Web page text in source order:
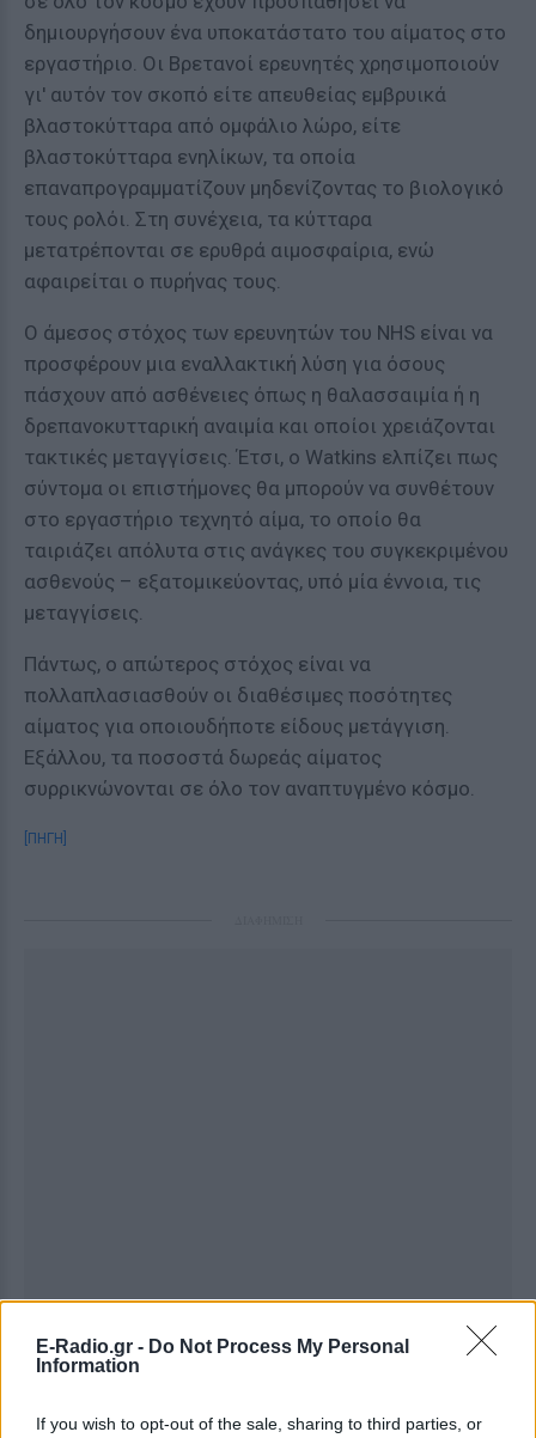
E-Radio.gr - Do Not Process My Personal
Information
If you wish to opt-out of the sale, sharing to third parties, or
δημιουργήσουν ένα υποκατάστατο του αίματος στο
εργαστήριο. Οι Βρετανοί ερευνητές χρησιμοποιούν
γι' αυτόν τον σκοπό είτε απευθείας εμβρυικά
βλαστοκύτταρα από ομφάλιο λώρο, είτε
βλαστοκύτταρα ενηλίκων, τα οποία
επαναπρογραμματίζουν μηδενίζοντας το βιολογικό
τους ρολόι. Στη συνέχεια, τα κύτταρα
μετατρέπονται σε ερυθρά αιμοσφαίρια, ενώ
αφαιρείται ο πυρήνας τους.
Ο άμεσος στόχος των ερευνητών του NHS είναι να
προσφέρουν μια εναλλακτική λύση για όσους
πάσχουν από ασθένειες όπως η θαλασσαιμία ή η
δρεπανοκυτταρική αναιμία και οποίοι χρειάζονται
τακτικές μεταγγίσεις. Έτσι, ο Watkins ελπίζει πως
σύντομα οι επιστήμονες θα μπορούν να συνθέτουν
στο εργαστήριο τεχνητό αίμα, το οποίο θα
ταιριάζει απόλυτα στις ανάγκες του συγκεκριμένου
ασθενούς – εξατομικεύοντας, υπό μία έννοια, τις
μεταγγίσεις.
Πάντως, ο απώτερος στόχος είναι να
πολλαπλασιασθούν οι διαθέσιμες ποσότητες
αίματος για οποιουδήποτε είδους μετάγγιση.
Εξάλλου, τα ποσοστά δωρεάς αίματος
συρρικνώνονται σε όλο τον αναπτυγμένο κόσμο.
[ΠΗΓΗ]